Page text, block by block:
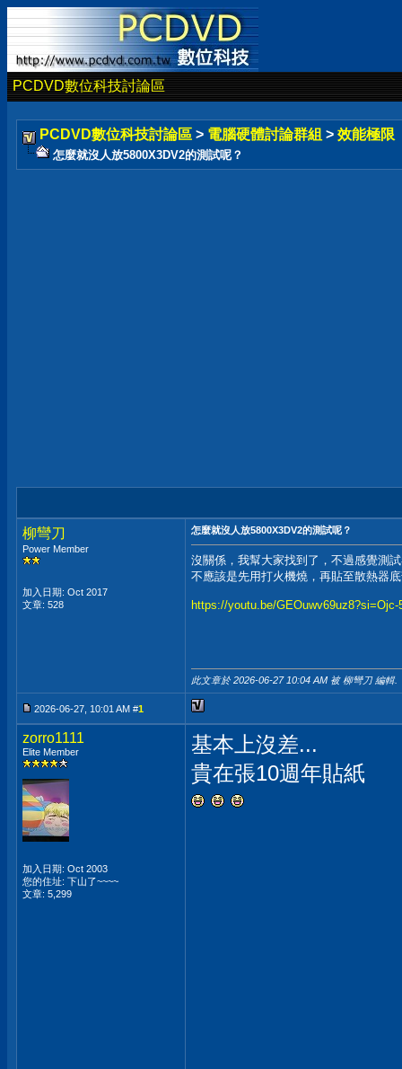
PCDVD數位科技討論區
PCDVD數位科技討論區 > 電腦硬體討論群組 > 效能極限
怎麼就沒人放5800X3DV2的測試呢？
柳彎刀
Power Member
加入日期: Oct 2017
文章: 528
怎麼就沒人放5800X3DV2的測試呢？
沒關係，我幫大家找到了，不過感覺測
不應該是先用打火機燒，再貼至散熱器
https://youtu.be/GEOuwv69uz8?si=Ojc-
此文章於 2026-06-27 10:04 AM 被 柳彎刀 編輯.
2026-06-27, 10:01 AM #1
zorro1111
Elite Member
加入日期: Oct 2003
您的住址: 下山了~~~~
文章: 5,299
基本上沒差...
貴在張10週年貼紙